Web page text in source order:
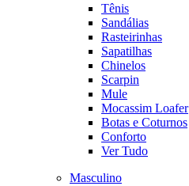
Tênis
Sandálias
Rasteirinhas
Sapatilhas
Chinelos
Scarpin
Mule
Mocassim Loafer
Botas e Coturnos
Conforto
Ver Tudo
Masculino